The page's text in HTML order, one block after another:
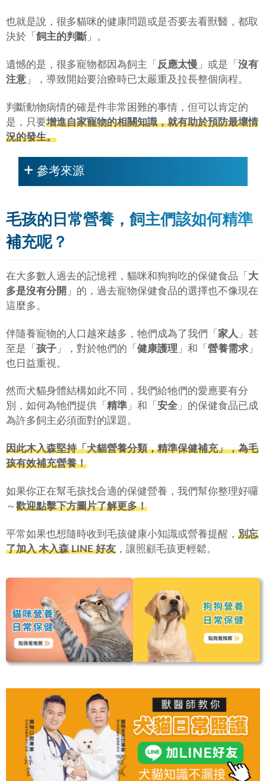
也就是說，很多貓咪的健康問題或是否要去看獸醫，都取
決於「 飼主的判斷」。
遺憾的是，很多寵物都因為飼主「 反應太慢 」或是「 沒有
注意 」，導致開始要治療時已太嚴重及拉長整個病程。
判斷動物病情的確是件非常困難的事情，但可以肯定的
是，只要增進自家寵物的相關知識，就有助於預防最壞情
況的發生。
參考來源
毛孩的日常營養，飼主們該如何精準
補充呢？
在大多數人過去的記憶裡，貓咪和狗狗吃的保健食品「 大
多是沒有分開 」的，過去寵物保健食品的選擇也不像現在
這麼多。
伴隨養寵物的人口越來越多，牠們成為了我們「 家人 」甚
至是「 孩子 」，對於牠們的「 健康護理 」和「 營養需求 」
也日益重視。
然而犬貓身體結構如此不同，我們給牠們的愛應要有分
別，如何為牠們提供「 精準 」和「 安全 」的保健食品已成
為許多飼主必須面對的課題。
因此木入森堅持「犬貓營養分類，精準保健補充」，為毛
孩有效補充營養！
如果你正在幫毛孩找合適的保健營養，我們幫你整理好囉
～歡迎點擊下方圖片了解更多！
平常如果也想隨時收到毛孩健康小知識或營養提醒， 別忘
了加入 木入森 LINE 好友 ，讓照顧毛孩更輕鬆。